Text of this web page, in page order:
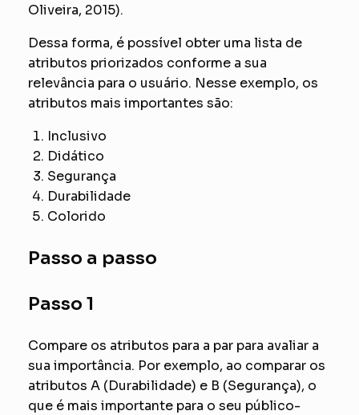
Oliveira, 2015).
Dessa forma, é possível obter uma lista de
atributos priorizados conforme a sua
relevância para o usuário. Nesse exemplo, os
atributos mais importantes são:
Inclusivo
Didático
Segurança
Durabilidade
Colorido
Passo a passo
Passo 1
Compare os atributos para a par para avaliar a
sua importância. Por exemplo, ao comparar os
atributos A (Durabilidade) e B (Segurança), o
que é mais importante para o seu público-